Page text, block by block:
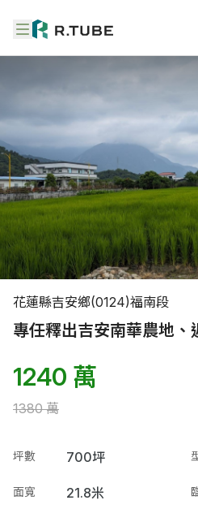
花蓮縣吉安鄉(0124)福南段
專任釋出吉安南華農地、
1240 萬
1380 萬
坪數 700坪
面寬 21.8米